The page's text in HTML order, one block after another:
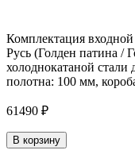
Комплектация
Русь (Голден патина /
холоднокатаной
полотна: 100 мм,
61490 ₽
В корзину